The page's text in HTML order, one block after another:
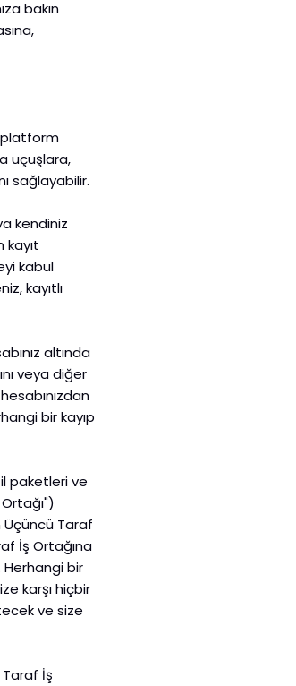
bakın
platform
uçuşlara,
sağlayabilir.
kendiniz
kayıt
kabul
kayıtlı
altında
veya diğer
bir kayıp
paketleri ve
Taraf
İş Ortağına
Herhangi bir
karşı hiçbir
ve size
İş